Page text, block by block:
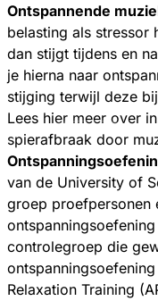
Ontspannende
belasting als stressor
dan stijgt tijdens en
je hierna naar
stijging terwijl deze
Lees hier meer over
spierafbraak door
van de University of
groep proefpersonen
controlegroep die
Relaxation Training